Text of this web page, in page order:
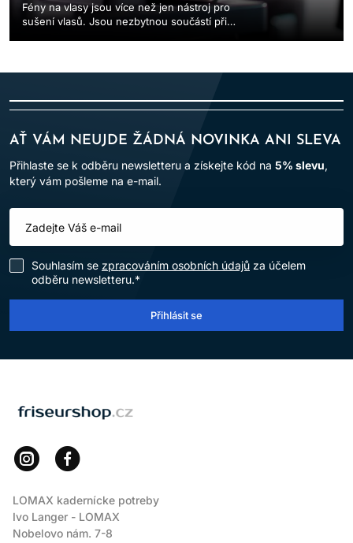
Fény na vlasy jsou více než jen nástroj pro
sušení vlasů. Jsou nezbytnou součástí při
AŤ VÁM NEUJDE ŽÁDNÁ NOVINKA ANI SLEVA
Přihlaste se k odběru newsletteru a získejte kód na 5% slevu,
který vám pošleme na e-mail.
Souhlasím se zpracováním osobních údajů za účelem
odběru newsletteru.*
Přihlásit se
LOMAX kadernícke potreby
Ivo Langer - LOMAX
Nobelovo nám. 7-8